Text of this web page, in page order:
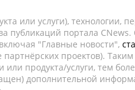
или услуги), технологии,
публикаций портала
"Главные новости",
проектов).
продукта/услуги, тем
дополнительной